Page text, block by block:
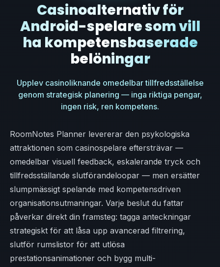
Casinoalternativ för
Android-spelare som vill
ha kompetensbaserade
belöningar
Upplev casinoliknande omedelbar tillfredsställelse
genom strategisk planering — inga riktiga pengar,
ingen risk, ren kompetens.
RoomNotes Planner levererar den psykologiska
attraktionen som casinospelare eftersträvar —
omedelbar visuell feedback, eskalerande tryck och
tillfredsställande slutförandeloopar — men ersätter
slumpmässigt spelande med kompetensdriven
organisationsutmaningar. Varje beslut du fattar
påverkar direkt din framsteg: tagga anteckningar
strategiskt för att låsa upp avancerad filtrering,
slutför rumslistor för att utlösa
prestationsanimationer och bygg multi-